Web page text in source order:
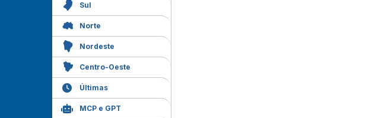
Sul
Norte
Nordeste
Centro-Oeste
Últimas
MCP e GPT